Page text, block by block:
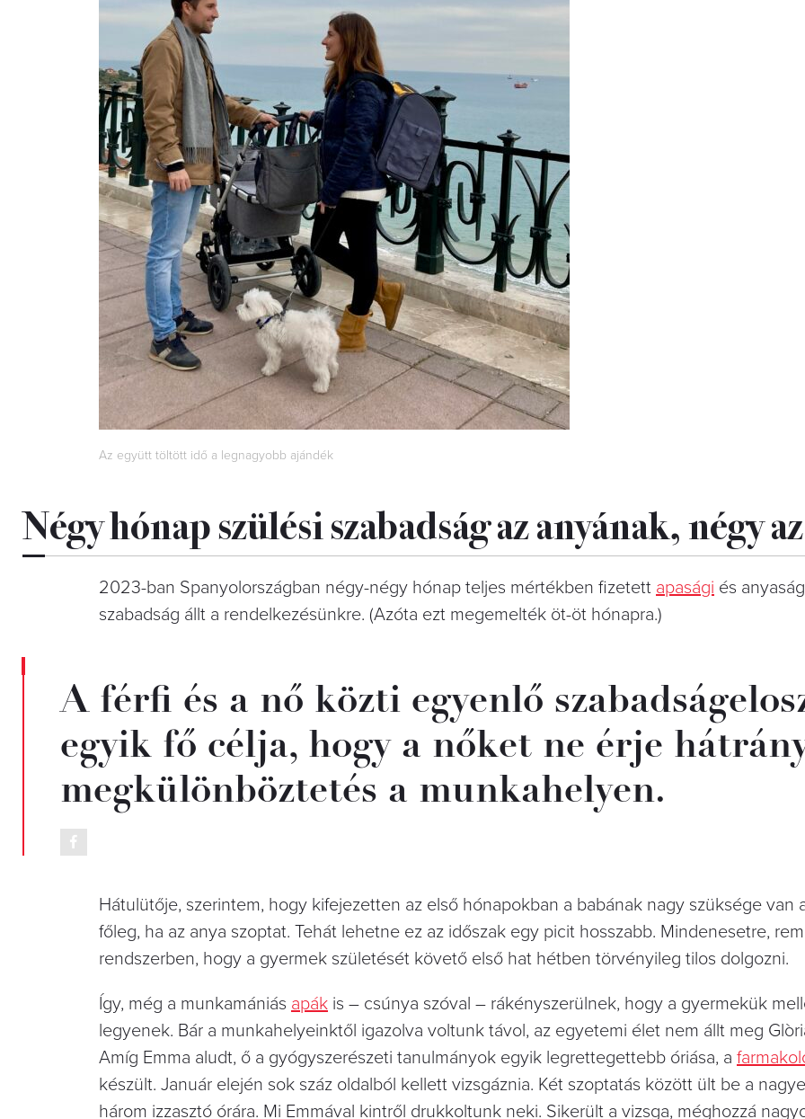
Az együtt töltött idő a legnagyobb ajándék
Négy hónap szülési szabadság az anyának, négy
2023-ban Spanyolországban négy-négy hónap teljes mértékben fizetett apasági és
szabadság állt a rendelkezésünkre. (Azóta ezt megemelték öt-öt hónapra.)
A férfi és a nő közti egyenlő
egyik fő célja, hogy a nőket ne érje
megkülönböztetés a munkahelyen.
Hátulütője, szerintem, hogy kifejezetten az első hónapokban a babának nagy szüksége van
főleg, ha az anya szoptat. Tehát lehetne ez az időszak egy picit hosszabb. Mindenesetre,
rendszerben, hogy a gyermek születését követő első hat hétben törvényileg tilos dolgozni.
Így, még a munkamániás apák is – csúnya szóval – rákényszerülnek, hogy a gyermekük
legyenek. Bár a munkahelyeinktől igazolva voltunk távol, az egyetemi élet nem állt meg
Amíg Emma aludt, ő a gyógyszerészeti tanulmányok egyik legrettegettebb óriása, a
készült. Január elején sok száz oldalból kellett vizsgáznia. Két szoptatás között ült be a
három izzasztó órára. Mi Emmával kintről drukkoltunk neki. Sikerült a vizsga, méghozzá